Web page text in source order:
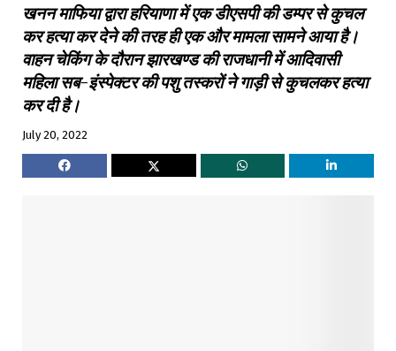
खनन माफिया द्वारा हरियाणा में एक डीएसपी की डम्पर से कुचल
कर हत्या कर देने की तरह ही एक और मामला सामने आया है।
वाहन चेकिंग के दौरान झारखण्ड की राजधानी में आदिवासी
महिला सब-इंस्पेक्टर की पशु तस्करों ने गाड़ी से कुचलकर हत्या
कर दी है।
July 20, 2022